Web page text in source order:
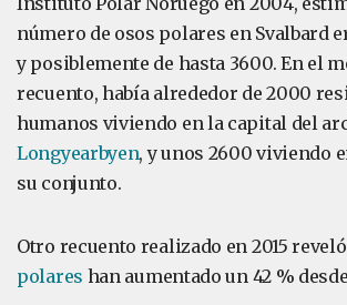
número de osos polares en Svalbard
y posiblemente de hasta 3600. En el
recuento, había alrededor de 2000
humanos viviendo en la capital del
Longyearbyen, y unos 2600 viviendo
su conjunto.
Otro recuento realizado en 2015
polares han aumentado un 42 %